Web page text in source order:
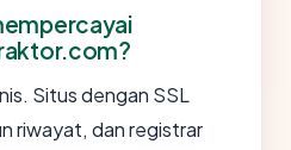
Situs dengan SSL
riwayat, dan registrar